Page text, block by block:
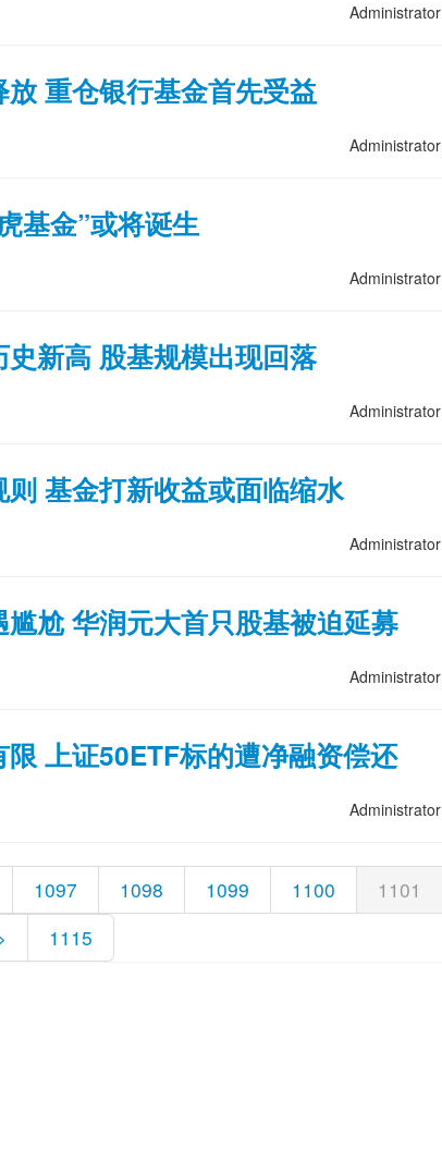
Administrator
重仓银行基金首先受益
Administrator
基金”或将诞生
Administrator
新高 股基规模出现回落
Administrator
基金打新收益或面临缩水
Administrator
尬 华润元大首只股基被迫延募
Administrator
上证50ETF标的遭净融资偿还
Administrator
1097 1098 1099 1100 1101
1115